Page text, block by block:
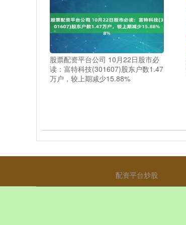
股票配资平台公司 10月22日股市必
读：富特科技(301607)股东户数1.47
万户，较上期减少15.88%
配资平台炒股